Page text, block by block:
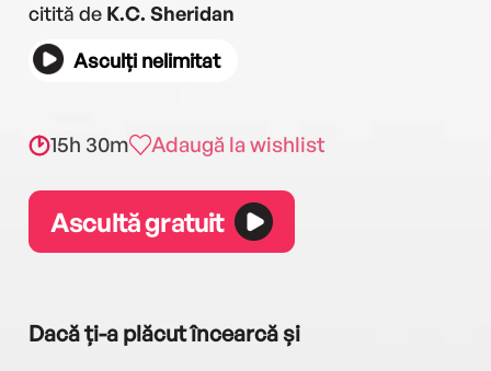
citită de K.C. Sheridan
Asculți nelimitat
15h 30m Adaugă la wishlist
Ascultă gratuit
Dacă ți-a plăcut încearcă și